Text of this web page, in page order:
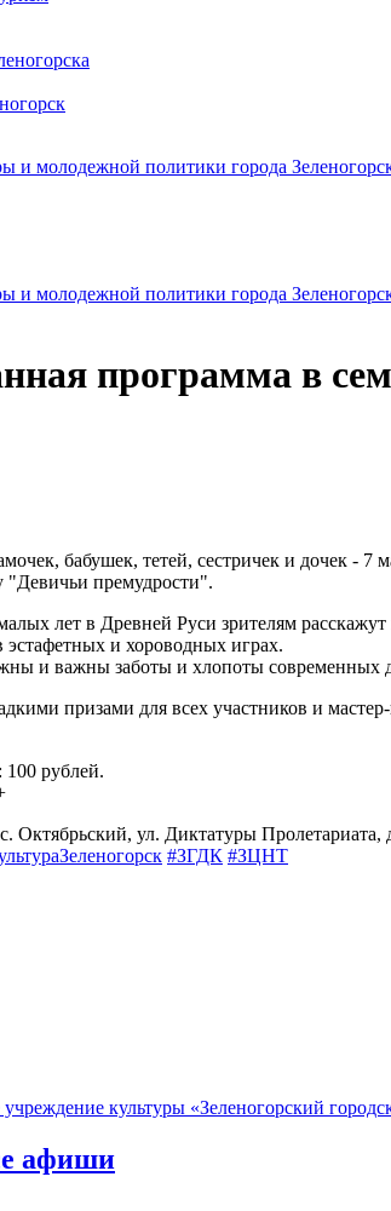
программа в
бабушек, тетей, сестричек и дочек - 7
"Девичьи премудрости".
лет в Древней Руси зрителям
и хороводных играх.
и важны заботы и хлопоты современных
призами для всех участников и
100 рублей.
Октябрьский, ул. Диктатуры Пролетариата,
#ЗГДК #ЗЦНТ
культуры «Зеленогорский
афиши